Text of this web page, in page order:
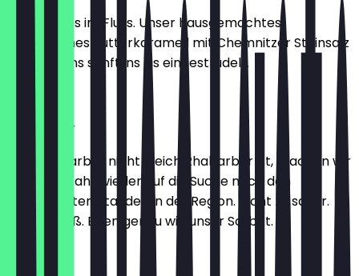
Hier ist alles im Fluss. Unser hausgemachtes,
bretonisches Butterkaramell mit Chemnitzer Steinsalz
wird von uns sanft ins Eis eingestrudelt.
Rhabarber
Weil Rhabarber nicht gleich Rhabarber ist, machen wir
uns jedes Jahr wieder auf die Suche nach den
bestgereiften Stauden in der Region. Nicht zu sauer.
Nicht zu süß. Eben genau wie unser Sorbet.